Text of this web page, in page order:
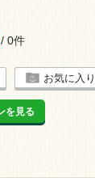
/ 0件
お気に入
を見る